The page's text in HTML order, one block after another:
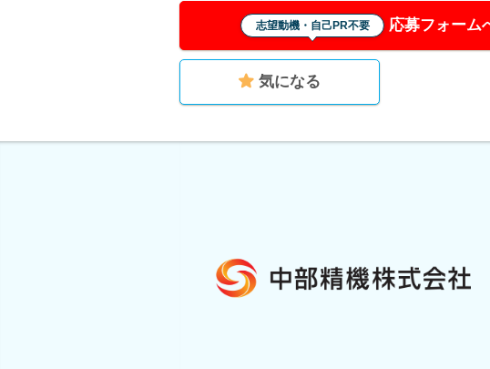
志望動機・自己PR不要 応募フォーム
気になる